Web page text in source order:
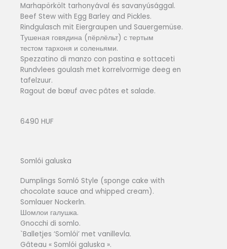
Marhapörkölt tarhonyával és savanyúsággal.
Beef Stew with Egg Barley and Pickles.
Rindgulasch mit Eiergraupen und Sauergemüse.
Тушеная говядина (пёрлёльт) с тертым
тестом тархоня и соленьями.
Spezzatino di manzo con pastina e sottaceti
Rundvlees goulash met korrelvormige deeg en
tafelzuur.
Ragout de bœuf avec pâtes et salade.
6490 HUF
Somlói galuska
Dumplings Somló Style (sponge cake with
chocolate sauce and whipped cream).
Somlauer Nockerln.
Шомлои галушка.
Gnocchi di somlo.
`Balletjes ‘Somlói’ met vanillevla.
Gâteau « Somlói galuska ».